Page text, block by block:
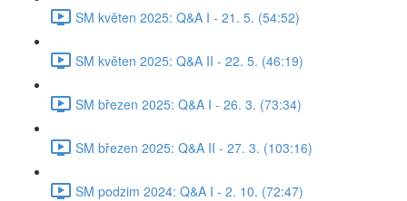
SM květen 2025: Q&A I - 21. 5. (54:52)
SM květen 2025: Q&A II - 22. 5. (46:19)
SM březen 2025: Q&A I - 26. 3. (73:34)
SM březen 2025: Q&A II - 27. 3. (103:16)
SM podzim 2024: Q&A I - 2. 10. (72:47)